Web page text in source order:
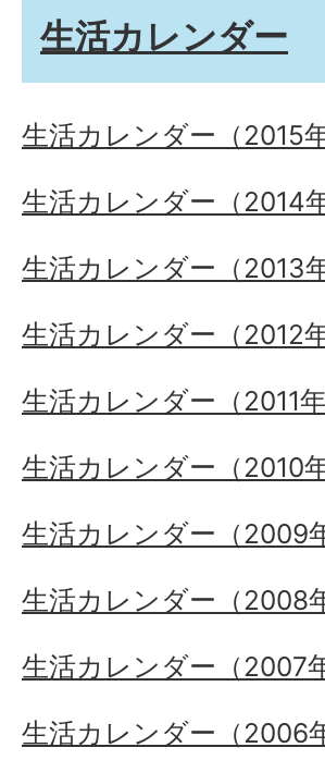
生活カレンダー
生活カレンダー（2015年
生活カレンダー（2014年
生活カレンダー（2013年
生活カレンダー（2012年
生活カレンダー（2011年
生活カレンダー（2010年
生活カレンダー（2009
生活カレンダー（2008
生活カレンダー（2007
生活カレンダー（2006